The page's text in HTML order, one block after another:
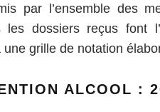
par l’ensemble des
les dossiers reçus font
grille de notation
ALCOOL :